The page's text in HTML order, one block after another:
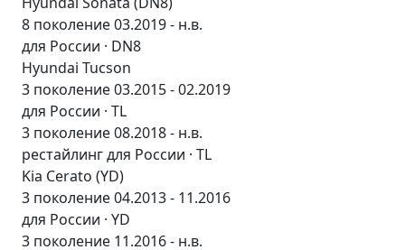
8 поколение 03.2019 - н.в.
для России · DN8
Hyundai Tucson
3 поколение 03.2015 - 02.2019
для России · TL
3 поколение 08.2018 - н.в.
рестайлинг для России · TL
Kia Cerato (YD)
3 поколение 04.2013 - 11.2016
для России · YD
3 поколение 11.2016 - н.в.